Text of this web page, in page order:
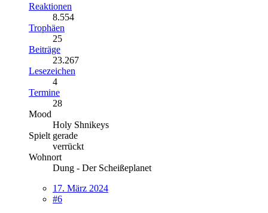
Reaktionen
8.554
Trophäen
25
Beiträge
23.267
Lesezeichen
4
Termine
28
Mood
Holy Shnikeys
Spielt gerade
verrückt
Wohnort
Dung - Der Scheißeplanet
17. März 2024
#6